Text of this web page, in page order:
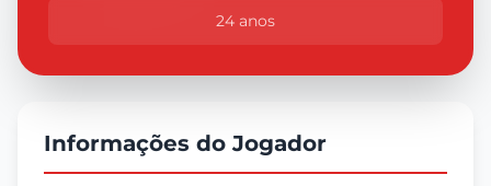
24 anos
Informações do Jogador